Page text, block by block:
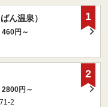
ん温泉）
460円～
1
2800円～
2
2